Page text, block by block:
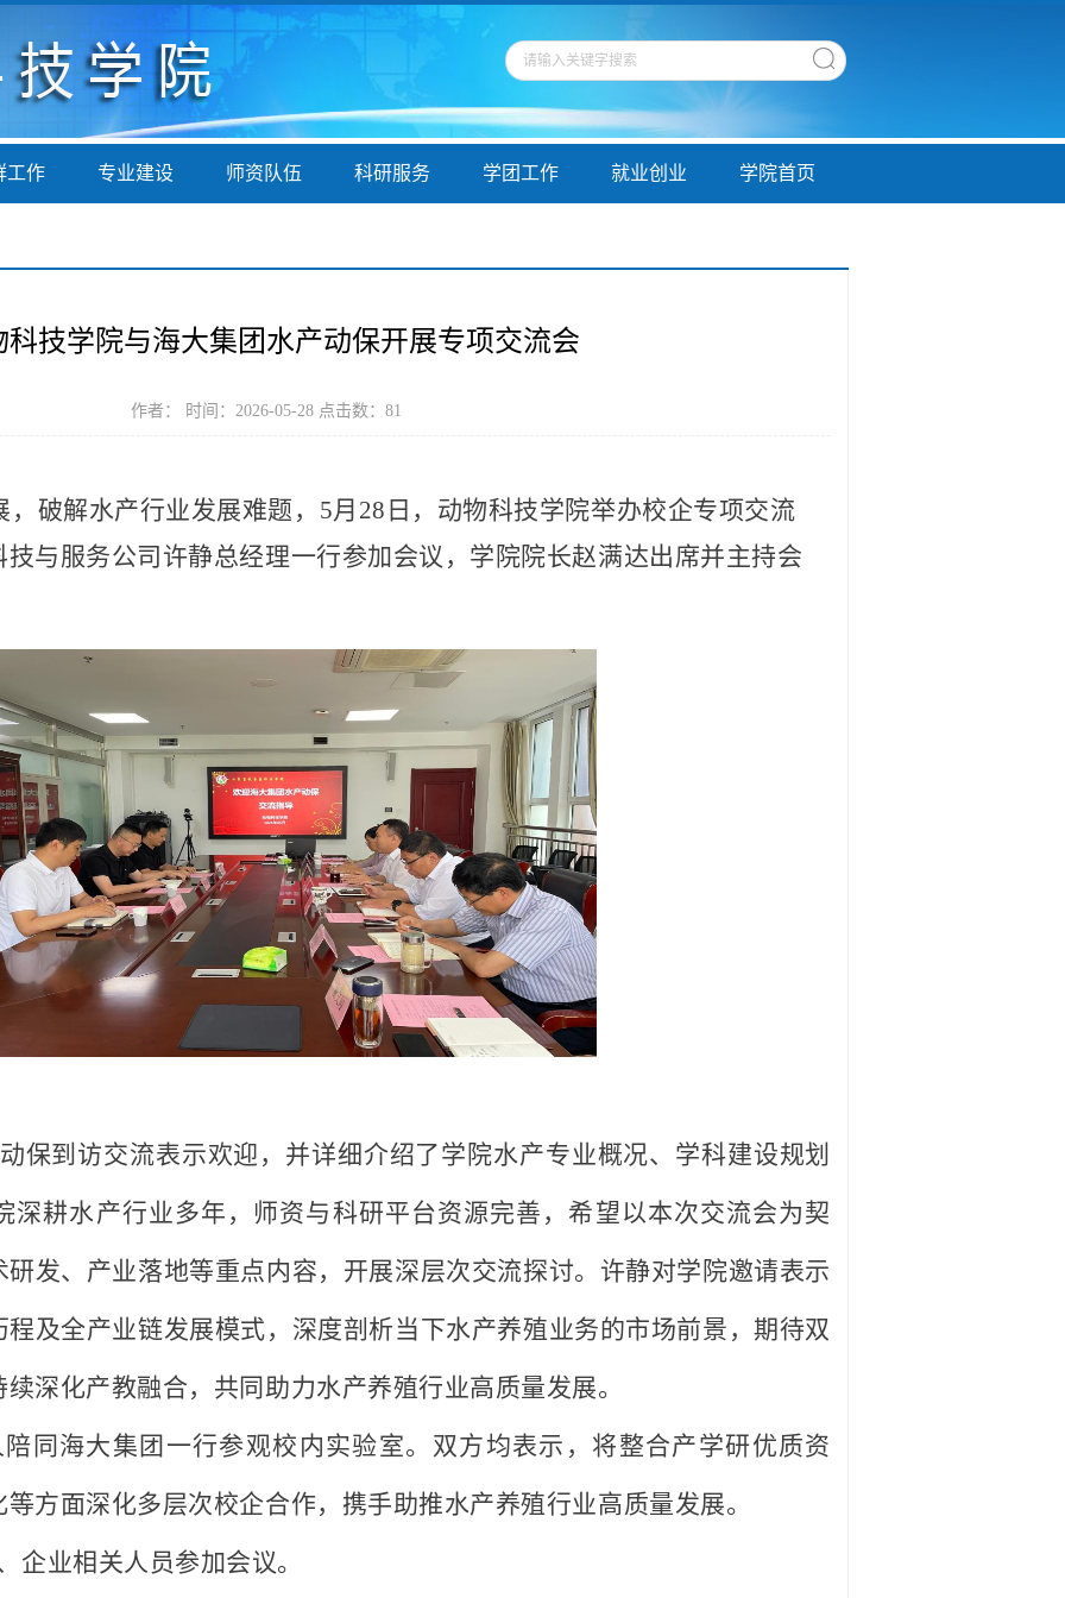
工作 专业建设 师资队伍 科研服务 学团工作 就业创业 学院首页
科技学院与海大集团水产动保开展专项交流会
作者： 时间：2026-05-28 点击数： 81
破解水产行业发展难题，5月28日，动物科技学院举办校企专项交流
与服务公司许静总经理一行参加会议，学院院长赵满达出席并主持会
保到访交流表示欢迎，并详细介绍了学院水产专业概况、学科建设规划
深耕水产行业多年，师资与科研平台资源完善，希望以本次交流会为契
发、产业落地等重点内容，开展深层次交流探讨。许静对学院邀请表示
及全产业链发展模式，深度剖析当下水产养殖业务的市场前景，期待双
深化产教融合，共同助力水产养殖行业高质量发展。
同海大集团一行参观校内实验室。双方均表示，将整合产学研优质资
方面深化多层次校企合作，携手助推水产养殖行业高质量发展。
企业相关人员参加会议。